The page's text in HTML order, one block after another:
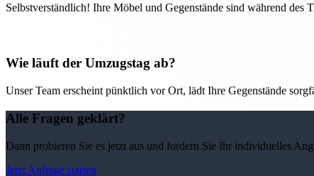
Selbstverständlich! Ihre Möbel und Gegenstände sind während des
Wie läuft der Umzugstag ab?
Unser Team erscheint pünktlich vor Ort, lädt Ihre Gegenstände
Alle Fragen geklärt?
Dann probieren Sie es jetzt aus und fordern Sie Ihr individuelles
Jetzt Anfrage starten